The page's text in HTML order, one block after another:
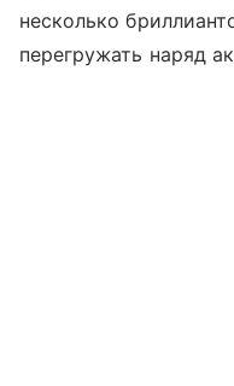
несколько
перегружать наряд